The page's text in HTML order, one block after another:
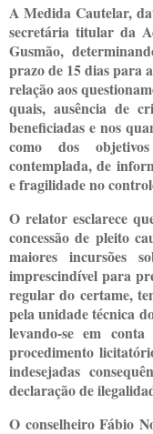
A Medida Cautelar,
secretária titular da
Gusmão,
prazo de 15 dias para
relação aos
quais, ausência de
beneficiadas e nos
como dos
contemplada, de
e fragilidade no
O relator esclarece
concessão de pleito
maiores incursões
imprescindível para
regular do certame,
pela unidade técnica
levando-se em
procedimento
indesejadas
declaração de
O conselheiro Fábio